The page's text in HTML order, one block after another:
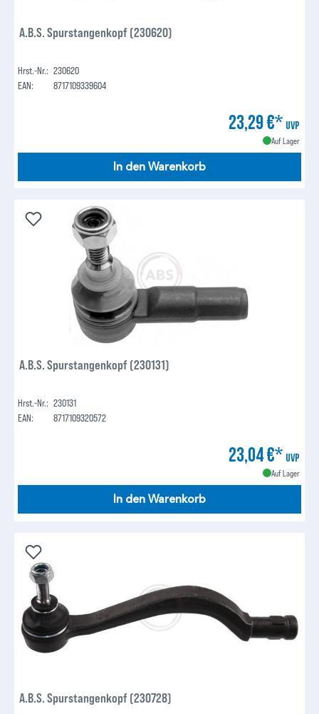
A.B.S. Spurstangenkopf (230620)
Hrst.-Nr.: 230620
EAN:
8717109339604
23,29 €* UVP
Auf Lager
In den Warenkorb
A.B.S. Spurstangenkopf (230131)
Hrst.-Nr.: 230131
EAN:
8717109320572
23,04 €* UVP
Auf Lager
In den Warenkorb
A.B.S. Spurstangenkopf (230728)